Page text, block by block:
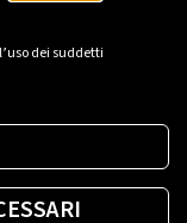
dei suddetti
te.